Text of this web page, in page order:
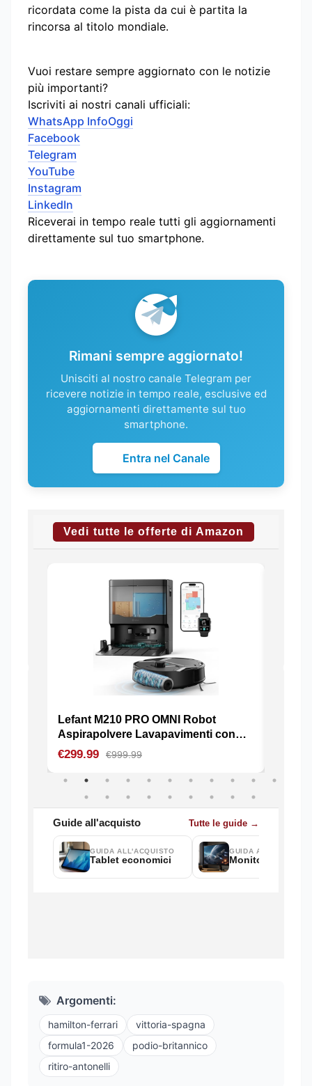
ricordata come la pista da cui è partita la
rincorsa al titolo mondiale.
Vuoi restare sempre aggiornato con le notizie
più importanti?
Iscriviti ai nostri canali ufficiali:
WhatsApp InfoOggi
Facebook
Telegram
YouTube
Instagram
LinkedIn
Riceverai in tempo reale tutti gli aggiornamenti
direttamente sul tuo smartphone.
Rimani sempre aggiornato!
Unisciti al nostro canale Telegram per
ricevere notizie in tempo reale, esclusive ed
aggiornamenti direttamente sul tuo
smartphone.
Entra nel Canale
Argomenti:
hamilton-ferrari
vittoria-spagna
formula1-2026
podio-britannico
ritiro-antonelli